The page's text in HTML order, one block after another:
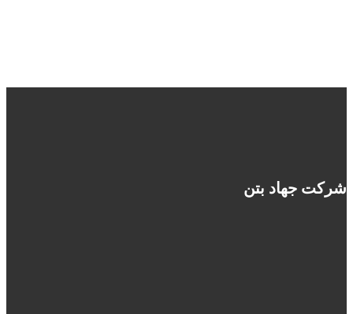
شرکت جهاد بتن